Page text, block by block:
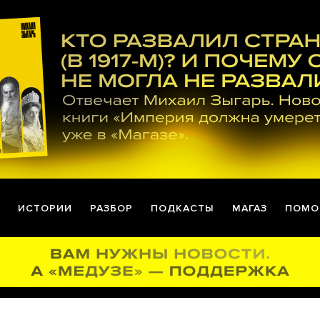
ИСТОРИИ РАЗБОР ПОДКАСТЫ МАГАЗ